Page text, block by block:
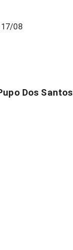
17/08
Dos Santos